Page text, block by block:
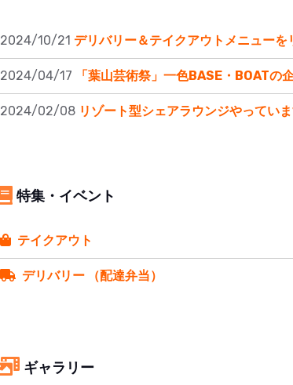
2024/10/21 デリバリー＆テイクアウトメニューを
2024/04/17 「葉山芸術祭」一色BASE・BOATの
2024/02/08 リゾート型シェアラウンジやっていま
特集・イベント
テイクアウト
デリバリー （配達弁当）
ギャラリー